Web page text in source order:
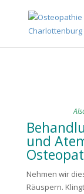
und
Nehmen wir
Räuspern.